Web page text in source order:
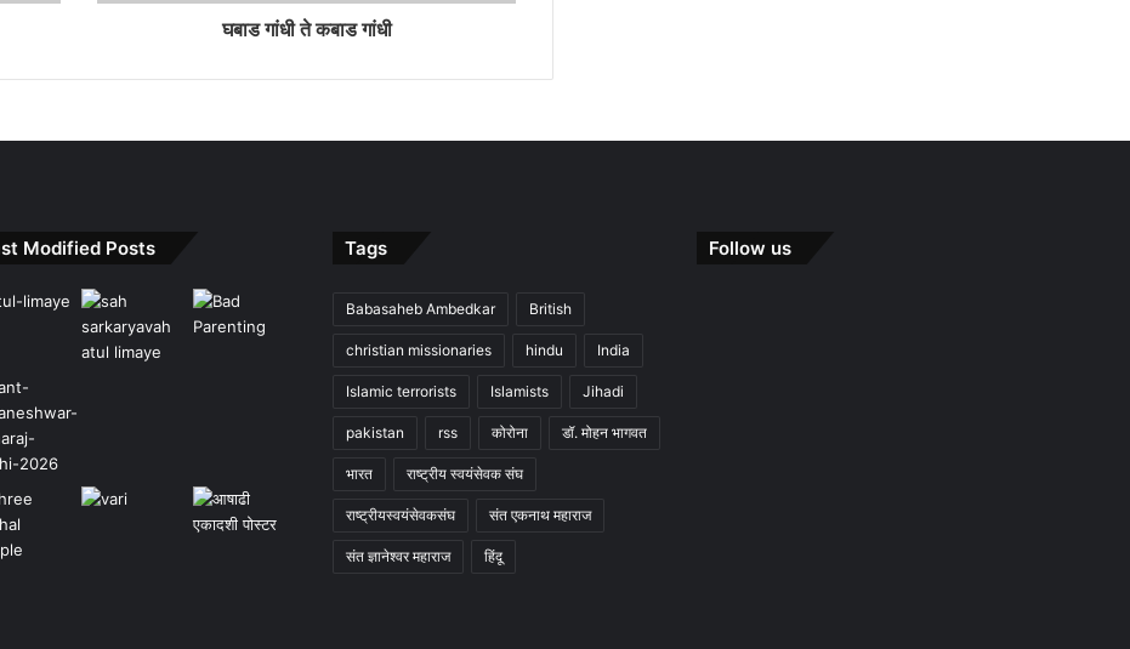
घबाड गांधी ते कबाड गांधी
Modified Posts Tags
Babasaheb Ambedkar British
christian missionaries hindu India
Islamic terrorists Islamists Jihadi
pakistan rss कोरोना डॉ. मोहन भागवत
भारत राष्ट्रीय स्वयंसेवक संघ
राष्ट्रीयस्वयंसेवकसंघ संत एकनाथ महाराज
संत ज्ञानेश्वर महाराज हिंदू
Follow us